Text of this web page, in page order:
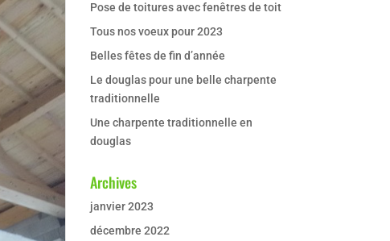
Pose de toitures avec fenêtres de toit
Tous nos voeux pour 2023
Belles fêtes de fin d’année
Le douglas pour une belle charpente
traditionnelle
Une charpente traditionnelle en
douglas
Archives
janvier 2023
décembre 2022